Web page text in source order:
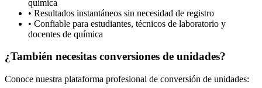
química
• Resultados instantáneos sin necesidad de registro
• Confiable para estudiantes, técnicos de laboratorio y
docentes de química
¿También necesitas conversiones de unidades?
Conoce nuestra plataforma profesional de conversión de unidades: